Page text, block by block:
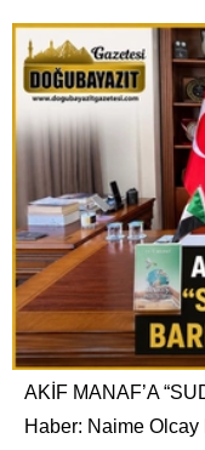
AKİF MANAF’A
Haber: Naime Olcay